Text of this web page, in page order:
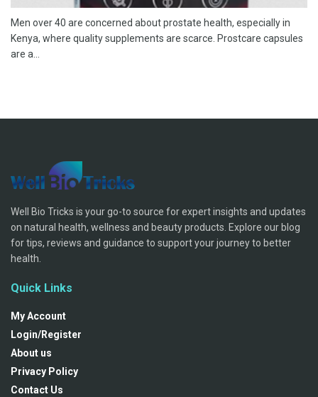
Men over 40 are concerned about prostate health, especially in
Kenya, where quality supplements are scarce. Prostcare capsules
are a...
Well Bio Tricks is your go-to source for expert insights and updates
on natural health, wellness and beauty products. Explore our blog
for tips, reviews and guidance to support your journey to better
health.
Quick Links
My Account
Login/Register
About us
Privacy Policy
Contact Us